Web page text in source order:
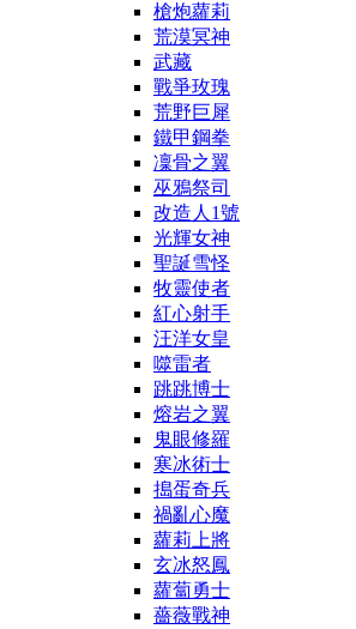
槍炮蘿莉
荒漠冥神
武藏
戰爭玫瑰
荒野巨犀
鐵甲鋼拳
凜骨之翼
巫鴉祭司
改造人1號
光輝女神
聖誕雪怪
牧靈使者
紅心射手
汪洋女皇
噬雷者
跳跳博士
熔岩之翼
鬼眼修羅
寒冰術士
搗蛋奇兵
禍亂心魔
蘿莉上將
玄冰怒鳳
蘿蔔勇士
薔薇戰神